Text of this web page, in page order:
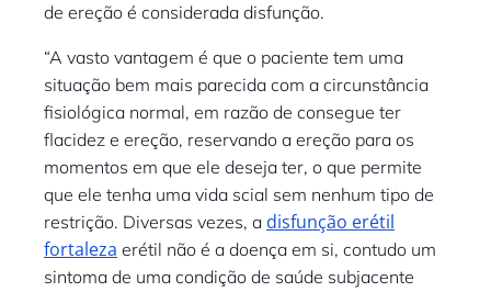
de ereção é considerada disfunção.
“A vasto vantagem é que o paciente tem uma
situação bem mais parecida com a circunstância
fisiológica normal, em razão de consegue ter
flacidez e ereção, reservando a ereção para os
momentos em que ele deseja ter, o que permite
que ele tenha uma vida scial sem nenhum tipo de
restrição. Diversas vezes, a disfunção erétil
fortaleza erétil não é a doença em si, contudo um
sintoma de uma condição de saúde subjacente